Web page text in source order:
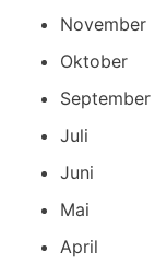
November
Oktober
September
Juli
Juni
Mai
April